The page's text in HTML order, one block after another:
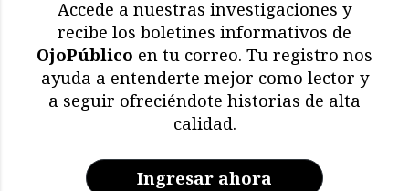
muertos
Memoria en riesgo:
restricciones y deterioro
en los archivos de la CVR
Accede a nuestras investigaciones y
recibe los boletines informativos de
OjoPúblico en tu correo. Tu registro nos
ayuda a entenderte mejor como lector y
a seguir ofreciéndote historias de alta
calidad.
Ingresar ahora